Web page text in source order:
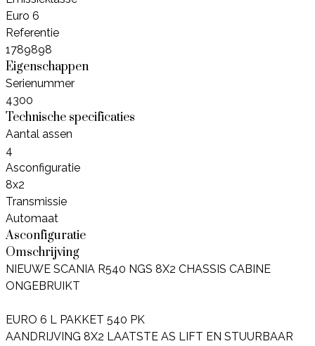
Euro 6
Referentie
1789898
Eigenschappen
Serienummer
4300
Technische specificaties
Aantal assen
4
Asconfiguratie
8x2
Transmissie
Automaat
Asconfiguratie
Omschrijving
NIEUWE SCANIA R540 NGS 8X2 CHASSIS CABINE
ONGEBRUIKT
EURO 6 L PAKKET 540 PK
AANDRIJVING 8X2 LAATSTE AS LIFT EN STUURBAAR